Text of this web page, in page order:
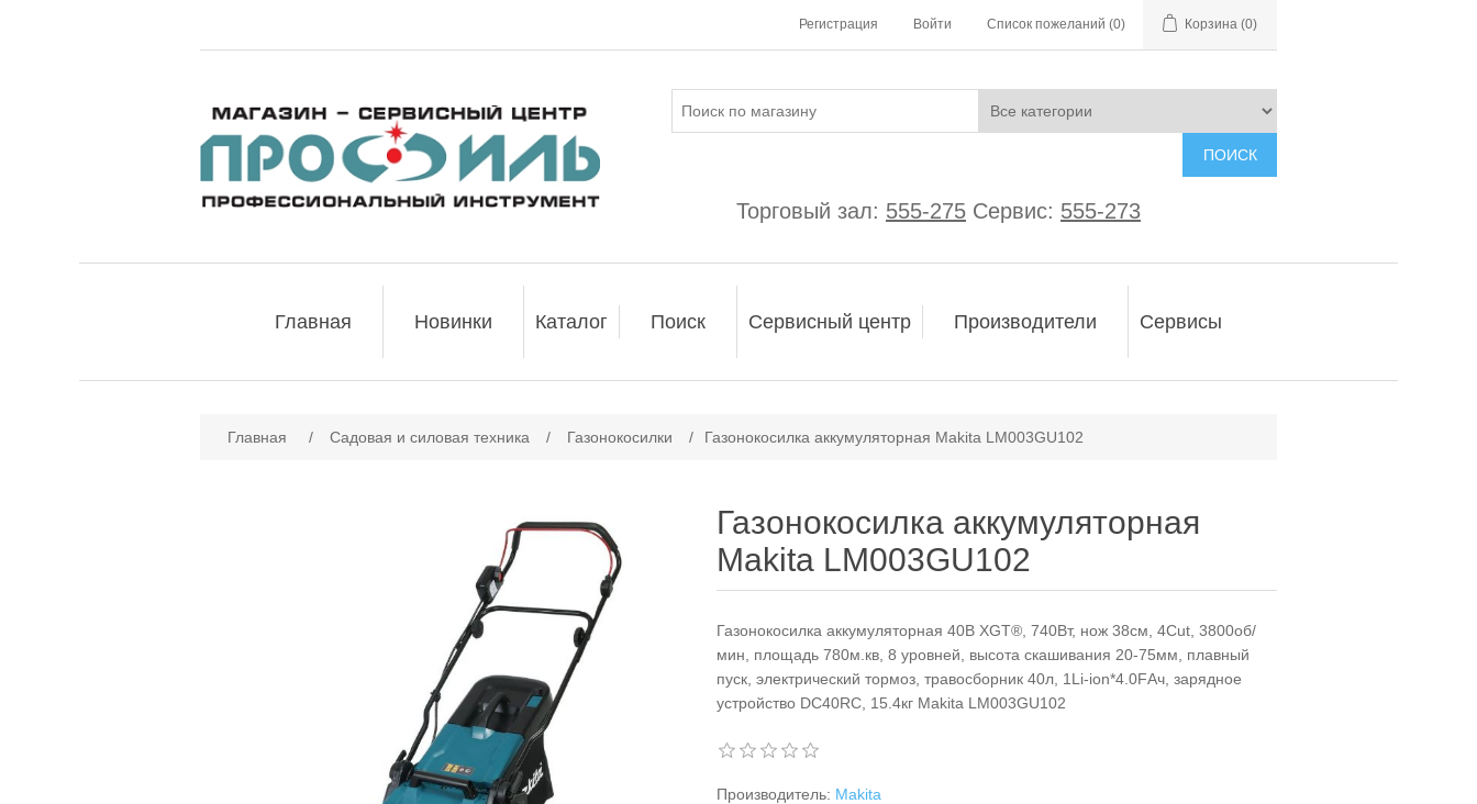
Регистрация Войти Список пожеланий (0) Корзина (0)
ПОИСК
Торговый зал: 555-275 Сервис: 555-273
Главная Новинки Каталог Поиск Сервисный центр Производители Сервисы
Главная / Садовая и силовая техника / Газонокосилки / Газонокосилка аккумуляторная Makita LM003GU102
Газонокосилка аккумуляторная
Makita LM003GU102
Газонокосилка аккумуляторная 40B XGT®, 740Вт, нож 38см, 4Cut, 3800об/
мин, площадь 780м.кв, 8 уровней, высота скашивания 20-75мм, плавный
пуск, электрический тормоз, травоcборник 40л, 1Li-ion*4.0FАч, зарядное
устройство DC40RC, 15.4кг Makita LM003GU102
Производитель: Makita